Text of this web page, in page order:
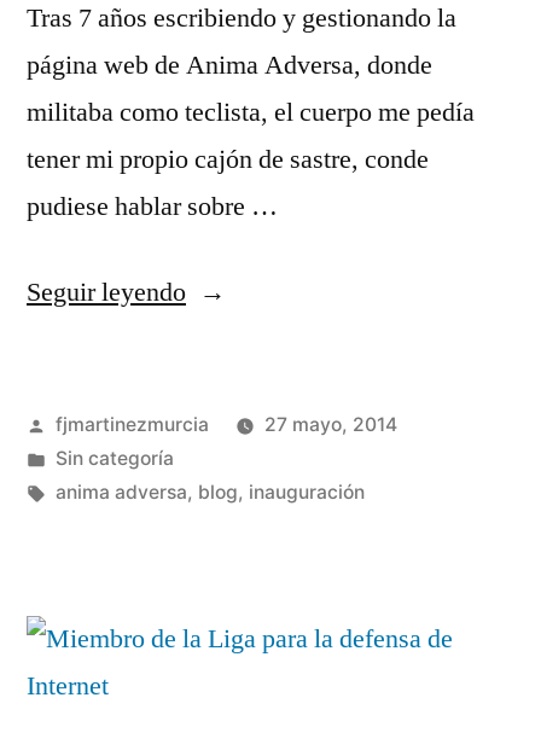
Tras 7 años escribiendo y gestionando la
página web de Anima Adversa, donde
militaba como teclista, el cuerpo me pedía
tener mi propio cajón de sastre, conde
pudiese hablar sobre …
Seguir leyendo«Inaugurando
Blog»
Publicado
por
fjmartinezmurcia
27 mayo, 2014
Publicado
en
Sin categoría
Etiquetas:
anima adversa, blog, inauguración